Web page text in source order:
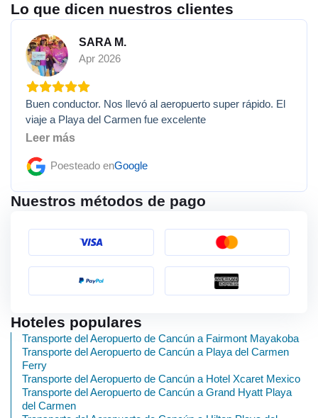
Lo que dicen nuestros clientes
SARA M.
Apr 2026
Buen conductor. Nos llevó al aeropuerto super rápido. El
viaje a Playa del Carmen fue excelente
Leer más
Poesteado enGoogle
Nuestros métodos de pago
Hoteles populares
Transporte del Aeropuerto de Cancún a Fairmont Mayakoba
Transporte del Aeropuerto de Cancún a Playa del Carmen
Ferry
Transporte del Aeropuerto de Cancún a Hotel Xcaret Mexico
Transporte del Aeropuerto de Cancún a Grand Hyatt Playa
del Carmen